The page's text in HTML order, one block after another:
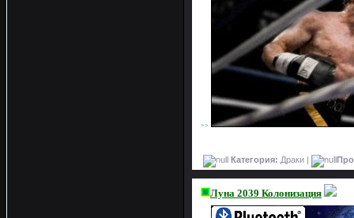
>>
Категория: Драки |
Луна 2039 Колонизация